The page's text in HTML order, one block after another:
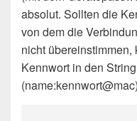
absolut. Sollten die
von dem die
nicht übereinstimmen,
Kennwort in den
(name:kennwort@mac)